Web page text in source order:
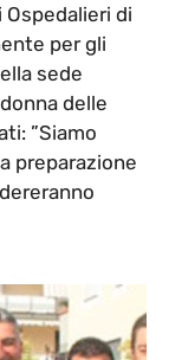
Ospedalieri di
per gli
sede
delle
”Siamo
preparazione